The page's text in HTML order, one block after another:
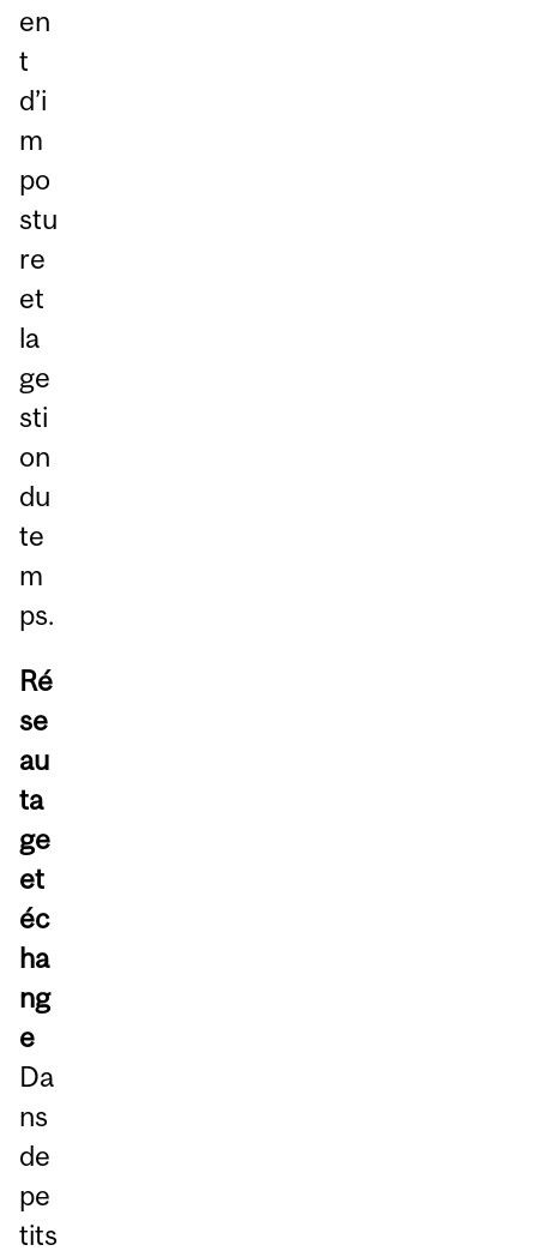
en
t
d’i
m
po
stu
re
et
la
ge
sti
on
du
te
m
ps.
Ré
se
au
ta
ge
et
éc
ha
ng
e
Da
ns
de
pe
tits